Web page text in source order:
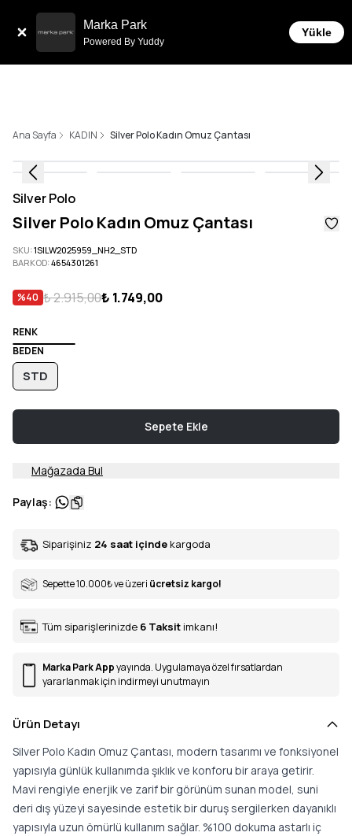
Marka Park
Powered By Yuddy
Yükle
Ana Sayfa KADIN Silver Polo Kadın Omuz Çantası
Silver Polo
Silver Polo Kadın Omuz Çantası
SKU:1SILW2025959_NH2_STD
BARKOD:4654301261
%40 ₺ 2.915,00₺ 1.749,00
RENK
BEDEN
STD
Sepete Ekle
Mağazada Bul
Paylaş:
Siparişiniz 24 saat içinde kargoda
Sepette 10.000₺ve üzeri ücretsiz kargo!
Tüm siparişlerinizde 6 Taksit imkanı!
Marka Park Appyayında. Uygulamaya özel fırsatlardan
yararlanmak için indirmeyi unutmayın
Ürün Detayı
Silver Polo Kadın Omuz Çantası, modern tasarımı ve fonksiyonel
yapısıyla günlük kullanımda şıklık ve konforu bir araya getirir.
Mavi rengiyle enerjik ve zarif bir görünüm sunan model, suni
deri dış yüzeyi sayesinde estetik bir duruş sergilerken dayanıklı
yapısıyla uzun ömürlü kullanım sağlar. %100 dokuma astarlı iç